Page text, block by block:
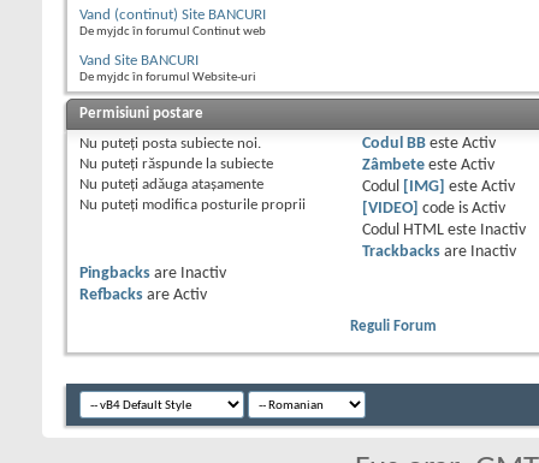
Vand (continut) Site BANCURI
De myjdc în forumul Continut web
Vand Site BANCURI
De myjdc în forumul Website-uri
Permisiuni postare
Nu puteţi posta subiecte noi.
Nu puteţi răspunde la subiecte
Nu puteţi adăuga ataşamente
Nu puteţi modifica posturile proprii
Codul BBeste Activ
Zâmbeteeste Activ
Codul
[IMG] este Activ
[VIDEO]
code is Activ
Codul HTML este
Inactiv
Trackbacksare
Inactiv
Pingbacks are
Inactiv
Refbacks are Activ
Reguli Forum